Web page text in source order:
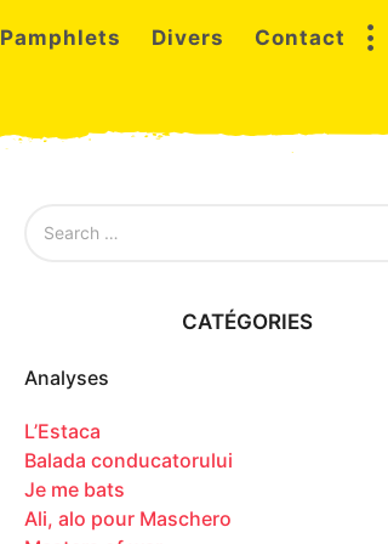
Pamphlets Divers Contact
o
:
CATÉGORIES
Analyses
L’Estaca
Balada conducatorului
Je me bats
Ali, alo pour Maschero